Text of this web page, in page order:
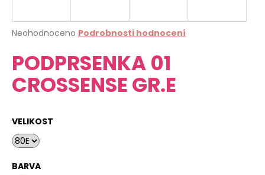
Průměrné
produktu
je
0,0
z
Neohodnoceno Podrobnosti hodnocení
PODPRSENKA 01
CROSSENSE GR.E
VELIKOST
BARVA
j
t
?